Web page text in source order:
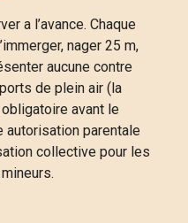
a l’avance. Chaque
nager 25 m,
aucune contre
de plein air (la
avant le
autorisation parentale
collective pour les